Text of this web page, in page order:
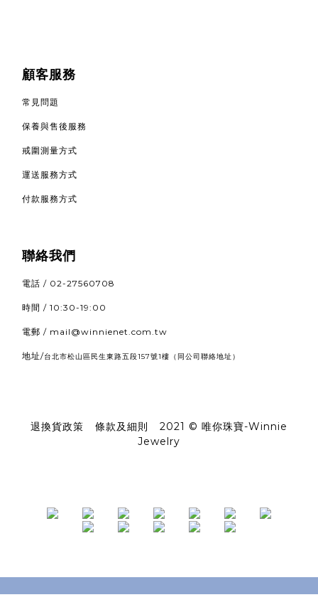
顧客服務
常見問題
保養與售後服務
戒圍測量方式
運送服務方式
付款服務方式
聯絡我們
電話 / 02-27560708
時間 / 10:30-19:00
電郵 / mail@winnienet.com.tw
地址/台北市松山區民生東路五段157號1樓 （同公司聯絡地址）
退換貨政策 條款及細則
2021 © 唯你珠寶-Winnie
Jewelry